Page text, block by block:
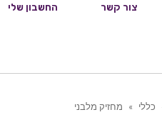
צור קשר החשבון שלי
כללי » מחזיק מלבני